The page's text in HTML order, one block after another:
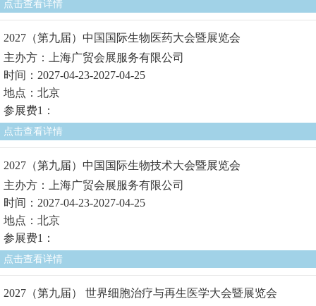
点击查看详情
2027（第九届）中国国际生物医药大会暨展览会
主办方：上海广贸会展服务有限公司
时间：2027-04-23-2027-04-25
地点：北京
参展费1：
点击查看详情
2027（第九届）中国国际生物技术大会暨展览会
主办方：上海广贸会展服务有限公司
时间：2027-04-23-2027-04-25
地点：北京
参展费1：
点击查看详情
2027（第九届） 世界细胞治疗与再生医学大会暨展览会